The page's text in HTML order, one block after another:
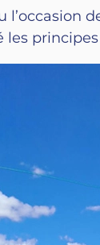
l’occasion
les